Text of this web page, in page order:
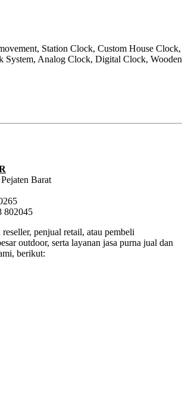
Station Clock, Custom House Clock,
System, Analog Clock, Digital Clock, Wooden
Barat
802045
penjual retail, atau pembeli
outdoor, serta layanan jasa purna jual dan
berikut: